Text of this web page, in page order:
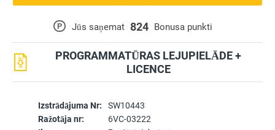
Izstrādājuma Nr:
SW10443
Ražotāja nr:
6VC-03222
P Jūs saņemat 824 Bonusa punkti
PROGRAMMATŪRAS LEJUPIELĀDE +
LICENCE